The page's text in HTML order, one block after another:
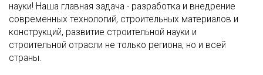
науки! Наша главная задача - разработка и внедрение
современных технологий, строительных материалов и
конструкций, развитие строительной науки и
строительной отрасли не только региона, но и всей
страны.